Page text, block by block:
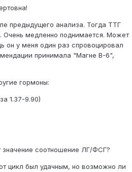
предыдущего анализа. Тогда ТТГ
Очень медленно поднимается. Может
он у меня один раз спровоцировал
принимала "Магне В-6",
гормоны:
1.37-9.90)
соотношение ЛГ/ФСГ?
цикл был удачным, но возможно ли